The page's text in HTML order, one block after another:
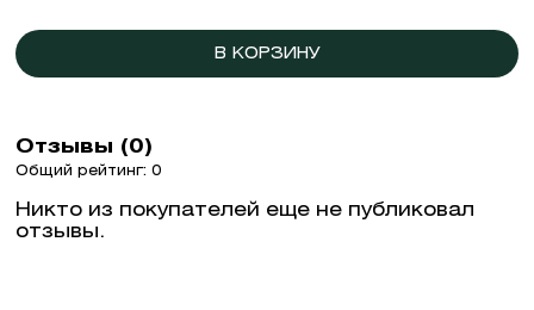
В КОРЗИНУ
Отзывы (0)
Общий рейтинг: 0
Никто из покупателей еще не публиковал
отзывы.